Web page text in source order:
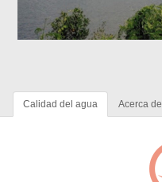
Calidad del agua Acerca de